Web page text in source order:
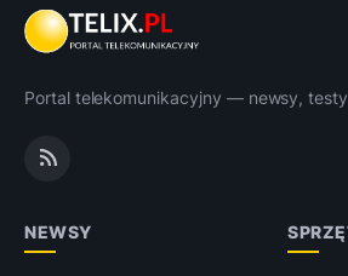
Portal telekomunikacyjny — newsy,
NEWSY